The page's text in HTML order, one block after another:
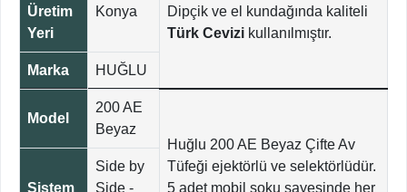
Üretim
Yeri
Konya
Dipçik ve el kundağında kaliteli
Türk Cevizi kullanılmıştır.
Marka HUĞLU
Model
200 AE
Beyaz
Huğlu 200 AE Beyaz Çifte Av
Tüfeği ejektörlü ve selektörlüdür.
5 adet mobil şoku sayesinde her
Sistem
Side by
Side -